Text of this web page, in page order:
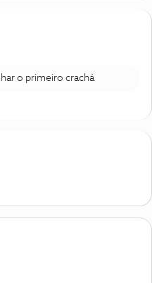
o primeiro crachá